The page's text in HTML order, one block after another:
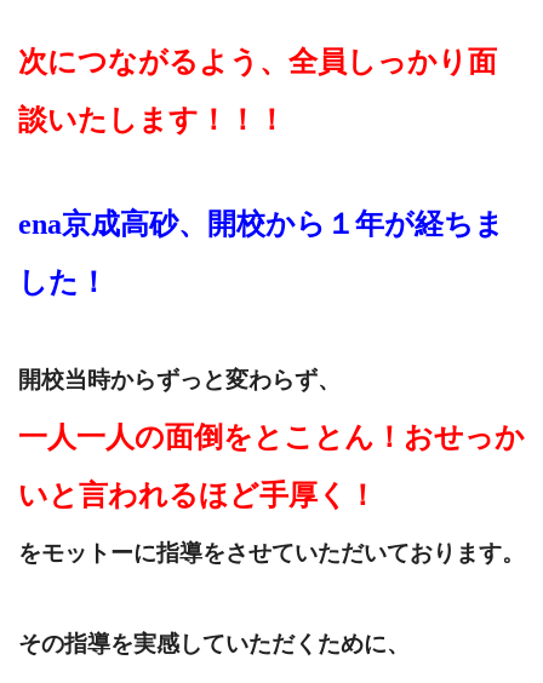
次につながるよう、全員しっかり面
談いたします！！！
ena京成高砂、開校から１年が経ちま
した！
開校当時からずっと変わらず、
一人一人の面倒をとことん！おせっか
いと言われるほど手厚く！
をモットーに指導をさせていただいております。
その指導を実感していただくために、